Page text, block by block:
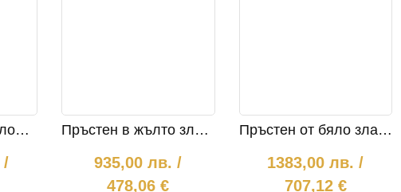
Пръстен със син лондон топаз и диаманти 936
/
Пръстен в жълто злато с диаманти 1038
935,00лв. /
478,06 €
Пръстен от бяло злато с диаманти 1027
1383,00лв. /
707,12 €